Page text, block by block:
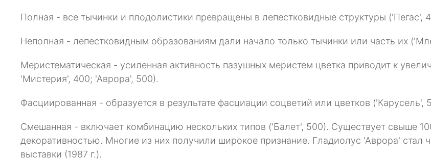
Полная - все тычинки и плодолистики превращены в лепестковидные структуры
Неполная - лепестковидным образованиям дали начало только тычинки или часть их
Меристематическая - усиленная активность пазушных меристем цветка приводит к
'Мистерия', 400; 'Аврора', 500).
Фасциированная - образуется в результате фасциации соцветий или цветков ('Карусель',
Смешанная - включает комбинацию нескольких типов ('Балет', 500). Существует свыше
декоративностью. Многие из них получили широкое признание. Гладиолус 'Аврора' стал
выставки (1987 г.).